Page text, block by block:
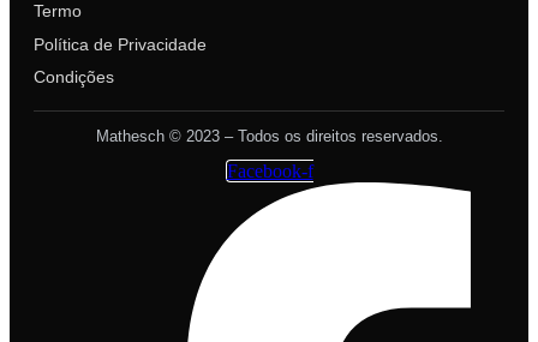
Termo
Política de Privacidade
Condições
Mathesch © 2023 – Todos os direitos reservados.
Facebook-f